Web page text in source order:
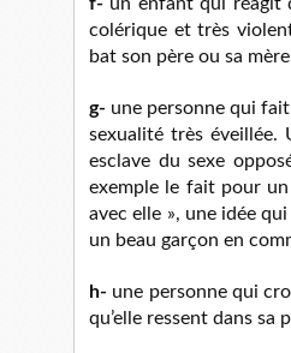
colérique et très
bat son père ou sa
g- une personne qui fait
sexualité très éveillée.
esclave du sexe
exemple le fait pour un
avec elle », une idée
un beau garçon en
h- une personne qui
qu’elle ressent dans sa